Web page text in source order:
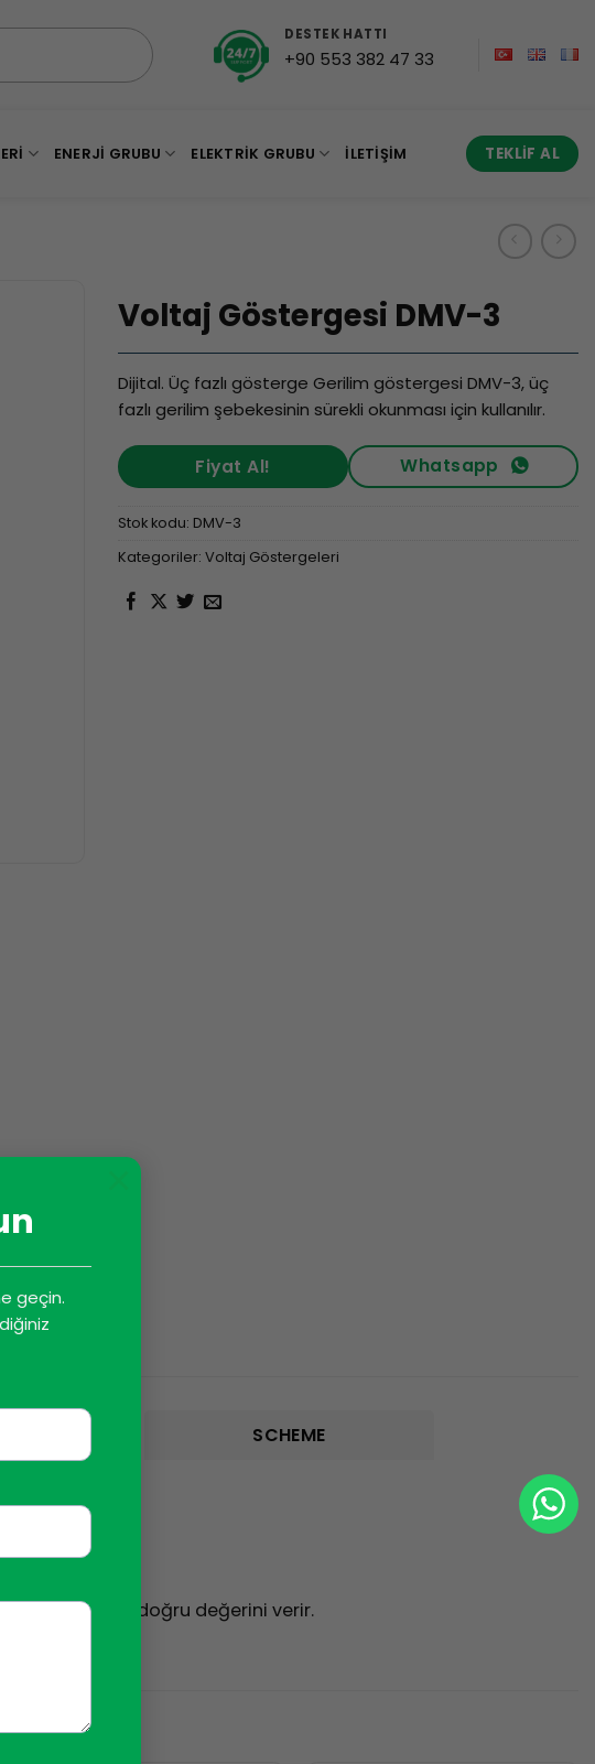
geçin.
DESTEK HATTI
+90 553 382 47 33
ENERJI GRUBU ELEKTRIK GRUBU İLETIŞIM TEKLIF AL
Voltaj Göstergesi DMV-3
Dijital. Üç fazlı gösterge Gerilim göstergesi DMV-3, üç
fazlı gerilim şebekesinin sürekli okunması için kullanılır.
Fiyat Al! Whatsapp
Stok kodu: DMV-3
Kategoriler: Voltaj Göstergeleri
SCHEME
değerinin doğru değerini verir.